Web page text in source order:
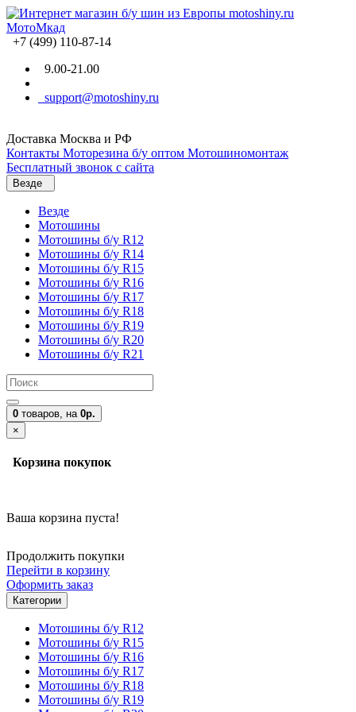
+7 (499) 110-87-14
9.00-21.00
support@motoshiny.ru
Доставка Москва и РФ
Контакты Моторезина б/у оптом Мотошиномонтаж
Бесплатный звонок с сайта
Везде
Везде
Мотошины
Мотошины б/у R12
Мотошины б/у R14
Мотошины б/у R15
Мотошины б/у R16
Мотошины б/у R17
Мотошины б/у R18
Мотошины б/у R19
Мотошины б/у R20
Мотошины б/у R21
0 товаров, на 0р.
×
Корзина покупок
Ваша корзина пуста!
Продолжить покупки
Перейти в корзину
Оформить заказ
Категории
Мотошины б/у R12
Мотошины б/у R15
Мотошины б/у R16
Мотошины б/у R17
Мотошины б/у R18
Мотошины б/у R19